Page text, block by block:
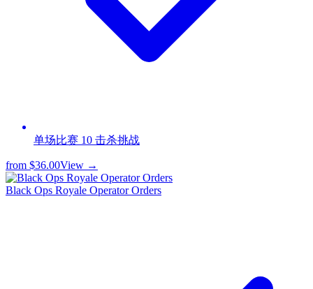
单场比赛 10 击杀挑战
from $36.00View →
Black Ops Royale Operator Orders